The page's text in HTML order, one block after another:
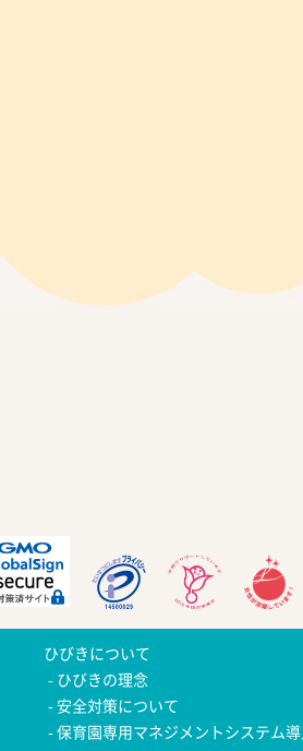
ひびきについて
ひびきの理念
安全対策について
保育園専用マネジメントシステム導